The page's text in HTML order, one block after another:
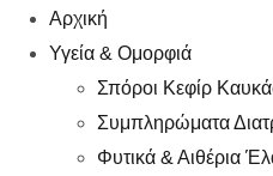
Αρχική
Υγεία & Ομορφιά
Σπόροι Κεφίρ
Συμπληρώματα
Φυτικά & Αιθέρια